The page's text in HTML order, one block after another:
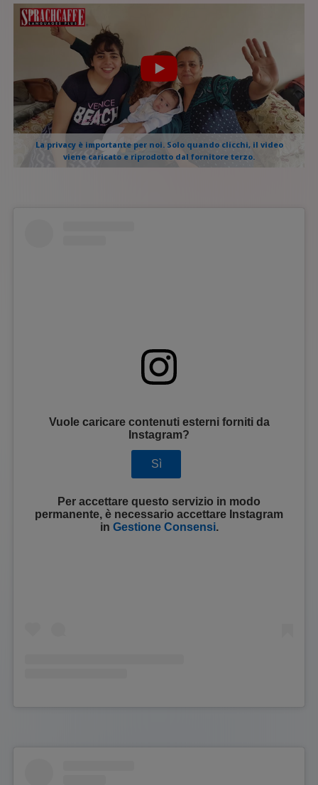
La privacy è importante per noi. Solo quando clicchi, il video
viene caricato e riprodotto dal fornitore terzo.
Vuole caricare contenuti esterni forniti da
Instagram?
Sì
Per accettare questo servizio in modo
permanente, è necessario accettare Instagram
in Gestione Consensi.